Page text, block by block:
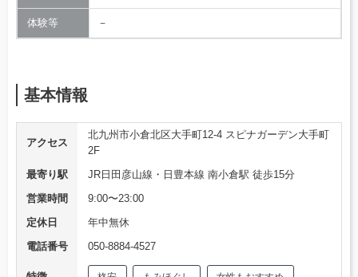
体験等 －
基本情報
アクセス
北九州市小倉北区大手町12-4 スピナガーデン大手町
2F
最寄り駅
JR日田彦山線・日豊本線 南小倉駅 徒歩15分
営業時間
9:00〜23:00
定休日
年中無休
電話番号
050-8884-4527